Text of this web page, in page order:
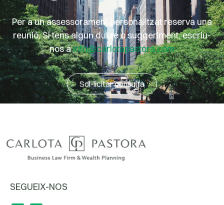
Per a un assessorament personalitzat reserva una
reunió. Si tens algun dubte o suggeriment, escriu-
nos ainfo@carlotapastora.com
Sol-licitar consulta
SEGUEIX-NOS